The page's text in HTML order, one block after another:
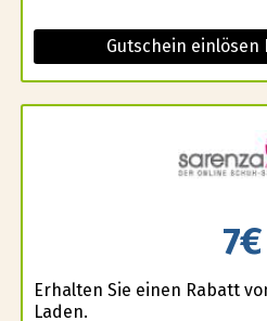
Gutschein einlösen
7€
Erhalten Sie einen Rabatt
Laden.